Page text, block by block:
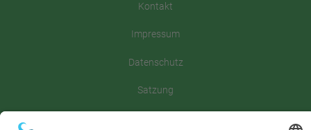
Kontakt
Impressum
Datenschutz
Satzung